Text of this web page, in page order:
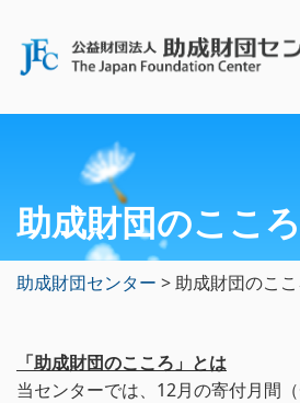
助成財団のこころ
助成財団センター >助成財団のこ
「助成財団のこころ」とは
当センターでは、12月の寄付月間